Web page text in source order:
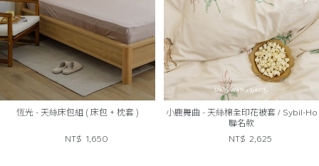
恆光 - 天絲床包組 ( 床包 + 枕套 )
NT$ 1,650
小鹿舞曲 - 天絲棉全印花被套 / Sybil-Ho
聯名款
NT$ 2,625